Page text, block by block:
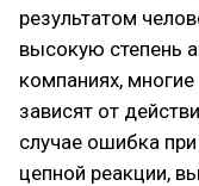
результатом
высокую степень
компаниях,
зависят от
случае ошибка
цепной реакции,